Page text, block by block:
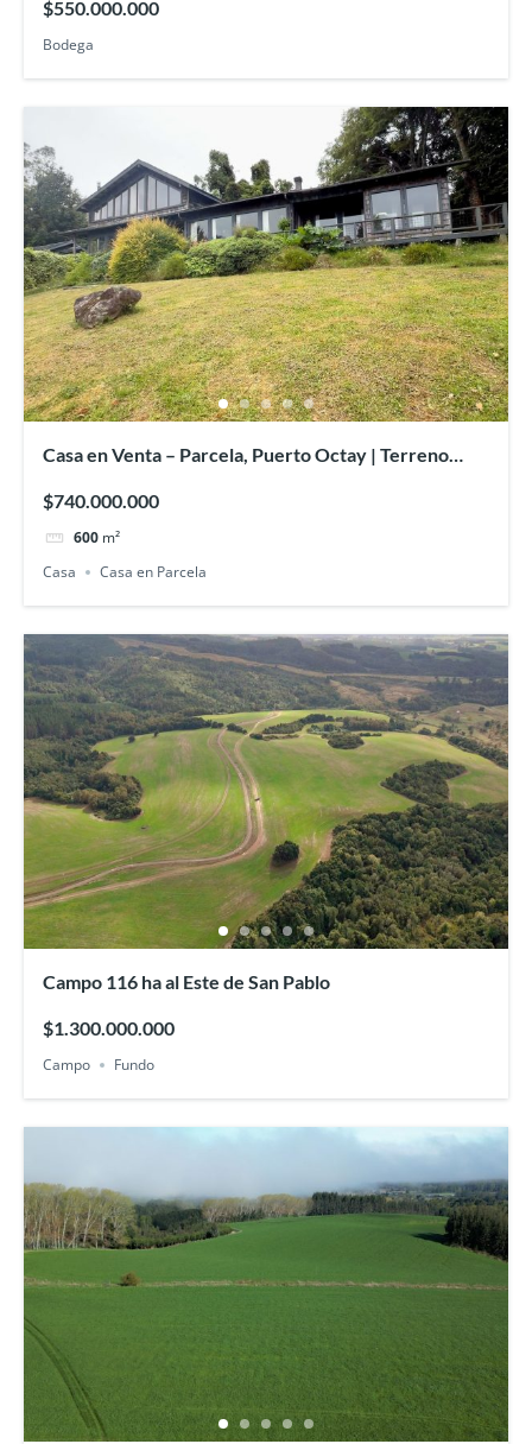
$550.000.000
Bodega
Casa en Venta – Parcela, Puerto Octay | Terreno
$740.000.000
600 m²
Casa
Casa en Parcela
Campo 116 ha al Este de San Pablo
$1.300.000.000
Campo Fundo